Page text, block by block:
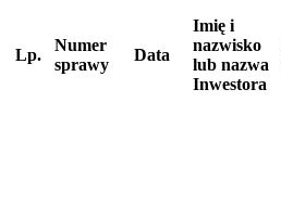
Lp.
Numer
sprawy
Data
Imię i
nazwisko
lub nazwa
Inwestora